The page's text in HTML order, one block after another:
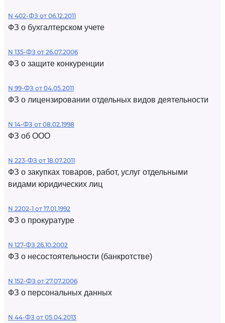
N 402-ФЗ от 06.12.2011
ФЗ о бухгалтерском учете
N 135-ФЗ от 26.07.2006
ФЗ о защите конкуренции
N 99-ФЗ от 04.05.2011
ФЗ о лицензировании отдельных видов деятельности
N 14-ФЗ от 08.02.1998
ФЗ об ООО
N 223-ФЗ от 18.07.2011
ФЗ о закупках товаров, работ, услуг отдельными
видами юридических лиц
N 2202-1 от 17.01.1992
ФЗ о прокуратуре
N 127-ФЗ 26.10.2002
ФЗ о несостоятельности (банкротстве)
N 152-ФЗ от 27.07.2006
ФЗ о персональных данных
N 44-ФЗ от 05.04.2013